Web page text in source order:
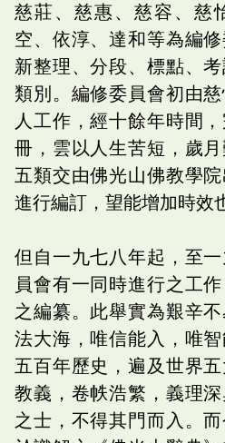
慈莊、慈惠、慈容、慈
空、依淳、達和等為編
新整理、分段、標點、
類別。編修委員會初由
人工作，經十餘年時間
冊，雲以人生苦短，歲
五類交由佛光山佛教學
進行編訂，望能增加時效
但自一九七八年起，至
員會有一同時進行之工
之編纂。此舉實為艱辛
法大海，唯信能入，唯
五百年歷史，遍及世界
教義，卷帙浩繁，義理
之士，不得其門而入。